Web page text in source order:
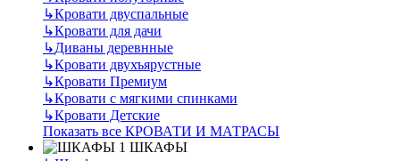
↳Кровати двуспальные
↳Кровати для дачи
↳Диваны деревнные
↳Кровати двухъярустные
↳Кровати Премиум
↳Кровати с мягкими спинками
↳Кровати Детские
Показать все КРОВАТИ И МАТРАСЫ
ШКАФЫ